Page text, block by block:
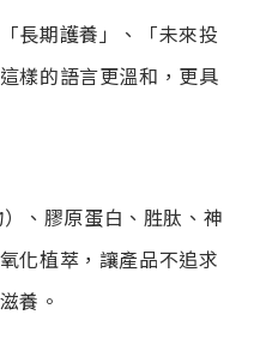
長期護養」、「未來投
樣的語言更溫和，更具
、膠原蛋白、胜肽、神
化植萃，讓產品不追求
養。